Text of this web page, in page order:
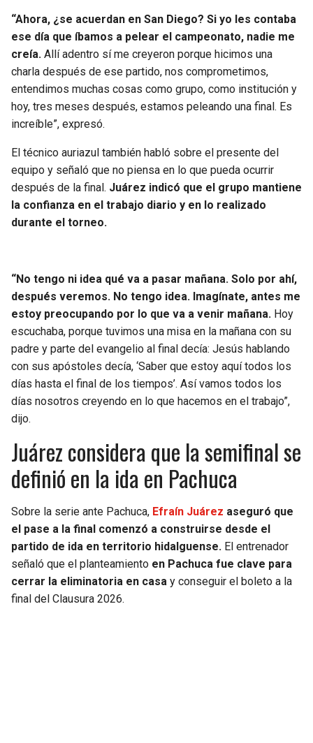
“Ahora, ¿se acuerdan en San Diego? Si yo les contaba
ese día que íbamos a pelear el campeonato, nadie me
creía. Allí adentro sí me creyeron porque hicimos una
charla después de ese partido, nos comprometimos,
entendimos muchas cosas como grupo, como institución y
hoy, tres meses después, estamos peleando una final. Es
increíble”, expresó.
El técnico auriazul también habló sobre el presente del
equipo y señaló que no piensa en lo que pueda ocurrir
después de la final. Juárez indicó que el grupo mantiene
la confianza en el trabajo diario y en lo realizado
durante el torneo.
“No tengo ni idea qué va a pasar mañana. Solo por ahí,
después veremos. No tengo idea. Imagínate, antes me
estoy preocupando por lo que va a venir mañana. Hoy
escuchaba, porque tuvimos una misa en la mañana con su
padre y parte del evangelio al final decía: Jesús hablando
con sus apóstoles decía, ‘Saber que estoy aquí todos los
días hasta el final de los tiempos’. Así vamos todos los
días nosotros creyendo en lo que hacemos en el trabajo”,
dijo.
Juárez considera que la semifinal se
definió en la ida en Pachuca
Sobre la serie ante Pachuca, Efraín Juárez aseguró que
el pase a la final comenzó a construirse desde el
partido de ida en territorio hidalguense. El entrenador
señaló que el planteamiento en Pachuca fue clave para
cerrar la eliminatoria en casa y conseguir el boleto a la
final del Clausura 2026.